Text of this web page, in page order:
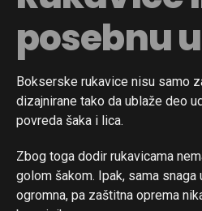
posebnu
Bokserske rukavice nisu samo
dizajnirane tako da ublaže deo
povreda šaka i lica.
Zbog toga dodir rukavicama
golom šakom. Ipak, sama snaga
ogromna, pa zaštitna oprema